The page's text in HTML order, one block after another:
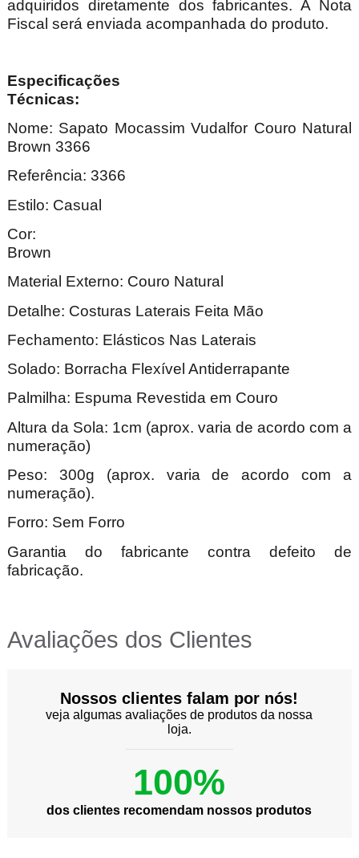
adquiridos diretamente dos fabricantes. A Nota
Fiscal será enviada acompanhada do produto.
Especificações
Nome: Sapato Mocassim Vudalfor Couro Natural
Brown 3366
Referência: 3366
Estilo: Casual
Cor:
Material Externo: Couro Natural
Detalhe: Costuras Laterais Feita Mão
Fechamento: Elásticos Nas Laterais
Solado: Borracha Flexível Antiderrapante
Palmilha: Espuma Revestida em Couro
Altura da Sola: 1cm (aprox. varia de acordo com a
numeração)
Peso: 300g (aprox. varia de acordo com a
numeração).
Forro: Sem Forro
Garantia do fabricante contra defeito de
fabricação.
Avaliações dos Clientes
Nossos clientes falam por nós!
veja algumas avaliações de produtos da nossa
loja.
100%
dos clientes recomendam nossos produtos